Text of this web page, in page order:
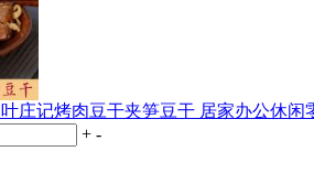
叶庄记烤肉豆干夹笋豆干 居家办公休闲
+ -